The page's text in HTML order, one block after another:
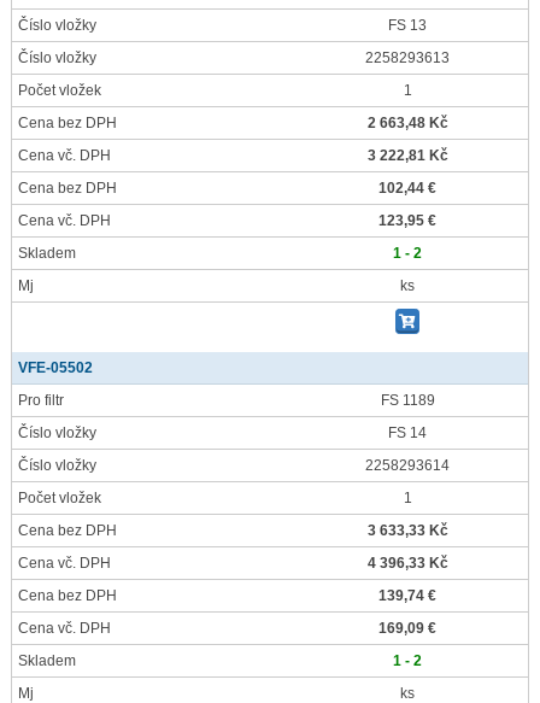
Číslo vložky
FS 13
Číslo vložky
2258293613
Počet vložek
1
Cena bez DPH
2 663,48 Kč
Cena vč. DPH
3 222,81 Kč
Cena bez DPH
102,44 €
Cena vč. DPH
123,95 €
Skladem
1 - 2
Mj
ks
VFE-05502
Pro filtr
FS 1189
Číslo vložky
FS 14
Číslo vložky
2258293614
Počet vložek
1
Cena bez DPH
3 633,33 Kč
Cena vč. DPH
4 396,33 Kč
Cena bez DPH
139,74 €
Cena vč. DPH
169,09 €
Skladem
1 - 2
Mj
ks